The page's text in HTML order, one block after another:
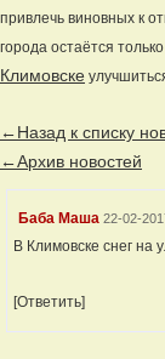
привлечь виновных к
города остаётся
Климовске
←Назад к списку
←Архив новостей
Баба Маша 22-02-
В Климовске снег на
[Ответить]